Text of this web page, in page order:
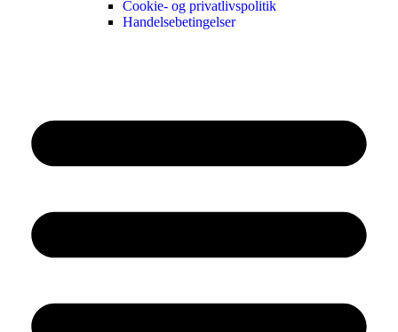
Cookie- og privatlivspolitik
Handelsebetingelser